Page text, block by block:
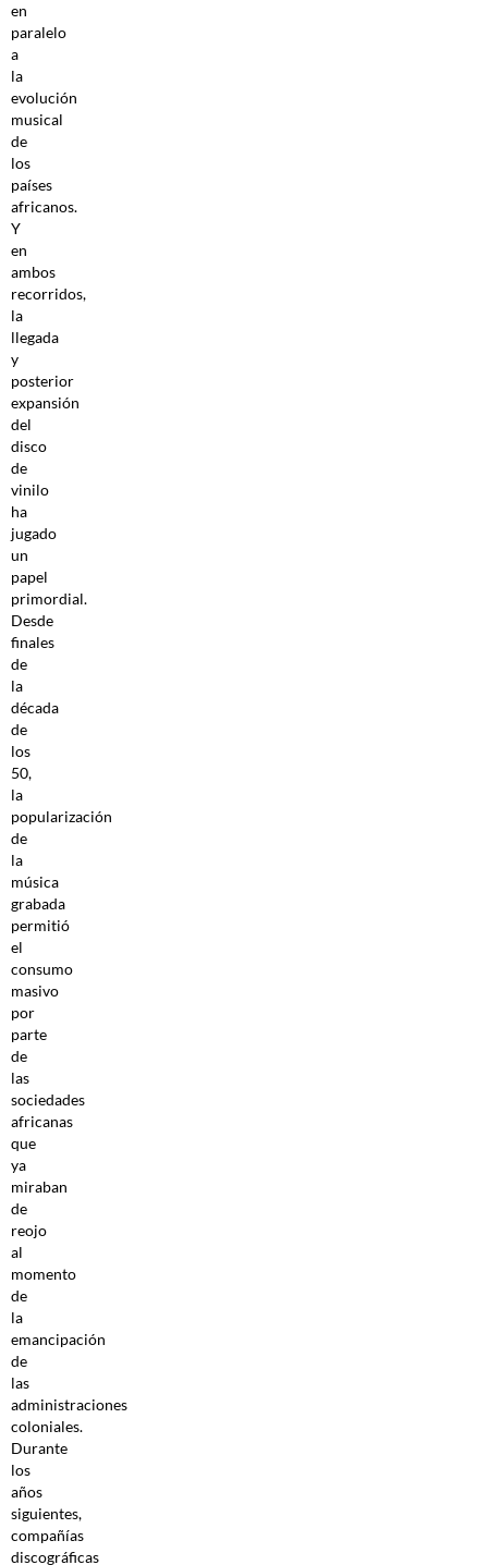
en
paralelo
a
la
evolución
musical
de
los
países
africanos.
Y
en
ambos
recorridos,
la
llegada
y
posterior
expansión
del
disco
de
vinilo
ha
jugado
un
papel
primordial.
Desde
finales
de
la
década
de
los
50,
la
popularización
de
la
música
grabada
permitió
el
consumo
masivo
por
parte
de
las
sociedades
africanas
que
ya
miraban
de
reojo
al
momento
de
la
emancipación
de
las
administraciones
coloniales.
Durante
los
años
siguientes,
compañías
discográficas